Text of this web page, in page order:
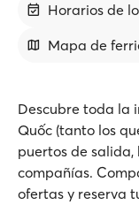
Horarios de
Mapa de
Descubre toda la
Quốc (tanto los
puertos de salida,
compañías.
ofertas y reserva